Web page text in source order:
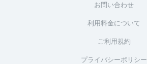
お問い合わせ
利用料金について
ご利用規約
プライバシーポリシー